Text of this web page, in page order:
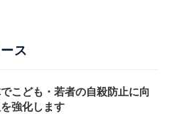
ス
こども・若者の自殺防止に向
強化します